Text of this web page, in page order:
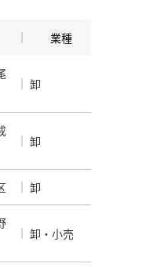
業種
卸
卸
卸
卸・小売